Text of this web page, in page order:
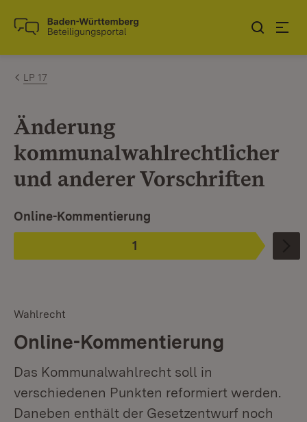
Zum Inhalt springen
Link zur Startseite
LP 17
Änderung
kommunalwahlrechtlicher
und anderer Vorschriften
Phase
1
:
Ist ausgewählt.
Online-Kommentierung
Wahlrecht
Online-Kommentierung
Das Kommunalwahlrecht soll in
verschiedenen Punkten reformiert werden.
Daneben enthält der Gesetzentwurf noch